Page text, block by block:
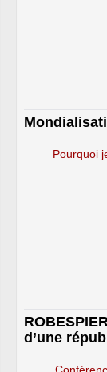
Pourquoi
d’une